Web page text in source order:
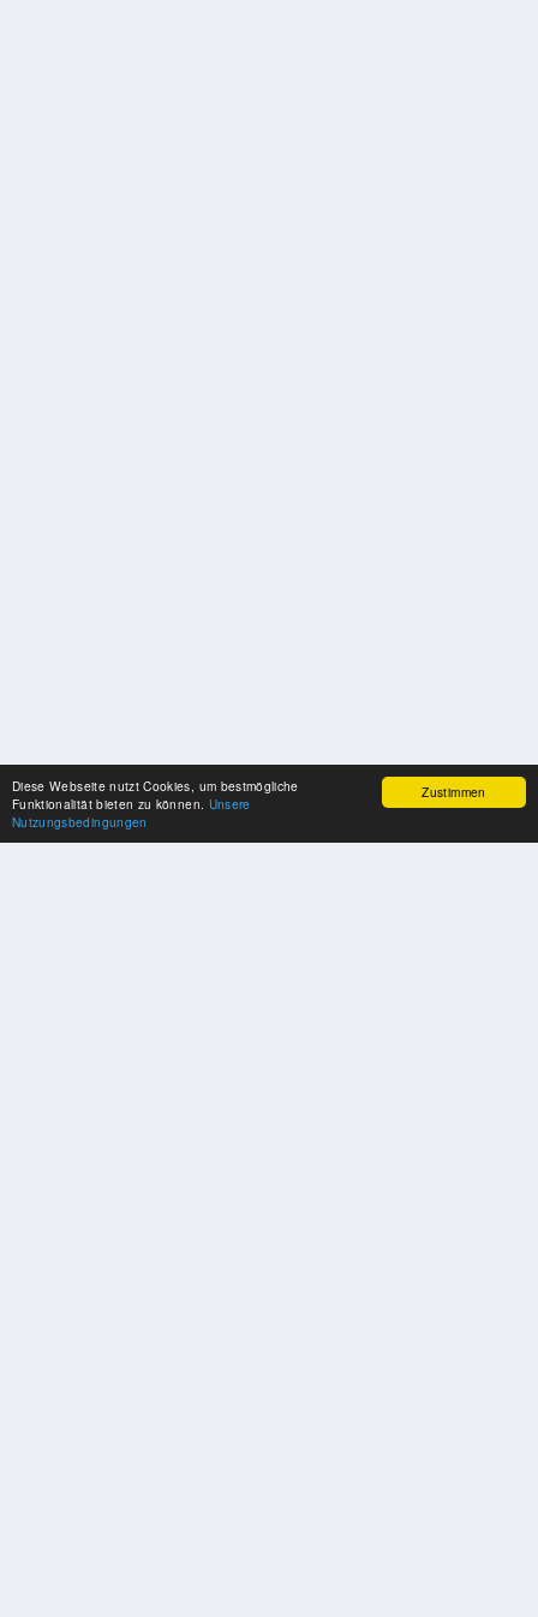
Zustimmen
Diese Webseite nutzt Cookies, um bestmögliche
Funktionalität bieten zu können. Unsere
Nutzungsbedingungen